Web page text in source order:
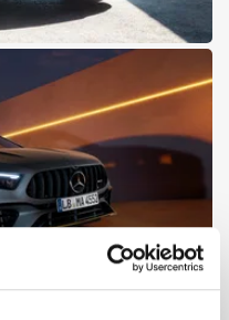
Benz Vito
und Service bei Pappas